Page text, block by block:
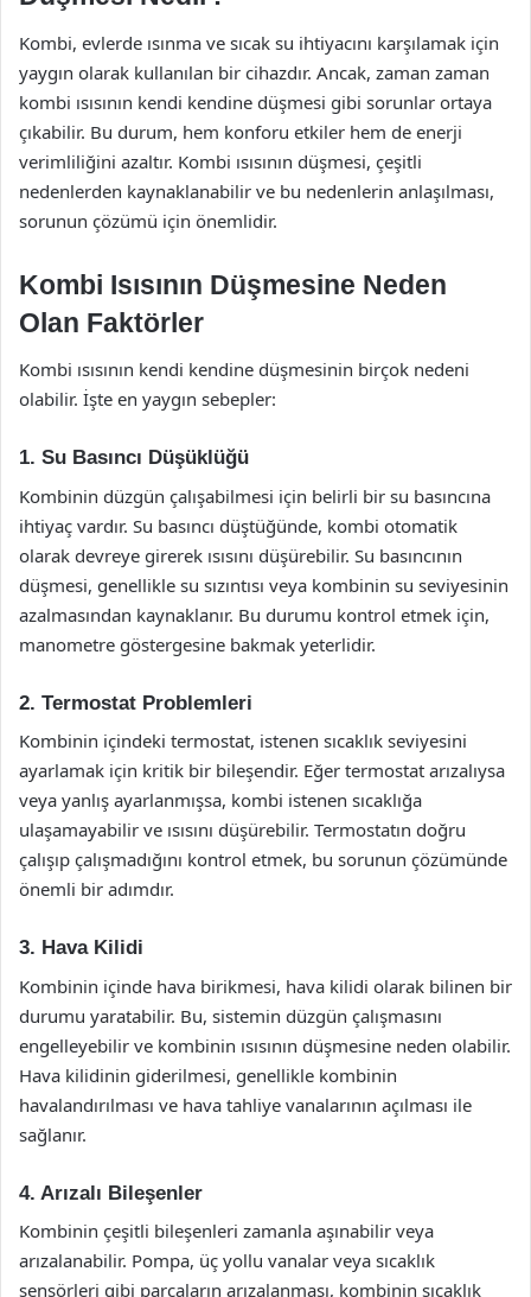
Kombi, evlerde ısınma ve sıcak su ihtiyacını karşılamak için
yaygın olarak kullanılan bir cihazdır. Ancak, zaman zaman
kombi ısısının kendi kendine düşmesi gibi sorunlar ortaya
çıkabilir. Bu durum, hem konforu etkiler hem de enerji
verimliliğini azaltır. Kombi ısısının düşmesi, çeşitli
nedenlerden kaynaklanabilir ve bu nedenlerin anlaşılması,
sorunun çözümü için önemlidir.
Kombi Isısının Düşmesine Neden
Olan Faktörler
Kombi ısısının kendi kendine düşmesinin birçok nedeni
olabilir. İşte en yaygın sebepler:
1. Su Basıncı Düşüklüğü
Kombinin düzgün çalışabilmesi için belirli bir su basıncına
ihtiyaç vardır. Su basıncı düştüğünde, kombi otomatik
olarak devreye girerek ısısını düşürebilir. Su basıncının
düşmesi, genellikle su sızıntısı veya kombinin su seviyesinin
azalmasından kaynaklanır. Bu durumu kontrol etmek için,
manometre göstergesine bakmak yeterlidir.
2. Termostat Problemleri
Kombinin içindeki termostat, istenen sıcaklık seviyesini
ayarlamak için kritik bir bileşendir. Eğer termostat arızalıysa
veya yanlış ayarlanmışsa, kombi istenen sıcaklığa
ulaşamayabilir ve ısısını düşürebilir. Termostatın doğru
çalışıp çalışmadığını kontrol etmek, bu sorunun çözümünde
önemli bir adımdır.
3. Hava Kilidi
Kombinin içinde hava birikmesi, hava kilidi olarak bilinen bir
durumu yaratabilir. Bu, sistemin düzgün çalışmasını
engelleyebilir ve kombinin ısısının düşmesine neden olabilir.
Hava kilidinin giderilmesi, genellikle kombinin
havalandırılması ve hava tahliye vanalarının açılması ile
sağlanır.
4. Arızalı Bileşenler
Kombinin çeşitli bileşenleri zamanla aşınabilir veya
arızalanabilir. Pompa, üç yollu vanalar veya sıcaklık
sensörleri gibi parçaların arızalanması, kombinin sıcaklık